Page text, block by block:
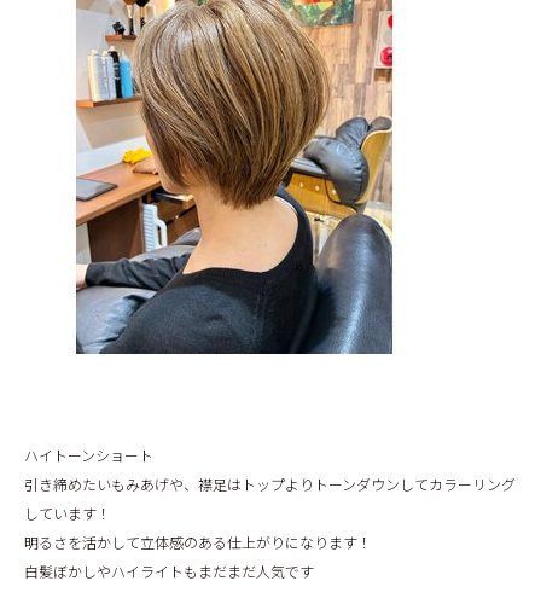
BLOG
ハイトーンショート
引き締めたいもみあげや、襟足はトップよりトーンダウンしてカラーリング
しています！
明るさを活かして立体感のある仕上がりになります！
白髪ぼかしやハイライトもまだまだ人気です